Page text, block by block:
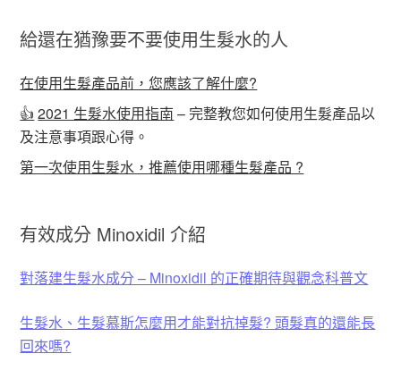
給還在猶豫要不要使用生髮水的人
在使用生髮產品前，您應該了解什麼?
👍 2021 生髮水使用指南 – 完整教您如何使用生髮產品以
及注意事項跟心得。
第一次使用生髮水，推薦使用哪種生髮產品 ?
有效成分 Minoxidil 介紹
對落建生髮水成分 – Minoxidil 的正確期待與觀念科普文
生髮水、生髮慕斯怎麼用才能對抗掉髮? 頭髮真的還能長
回來嗎?